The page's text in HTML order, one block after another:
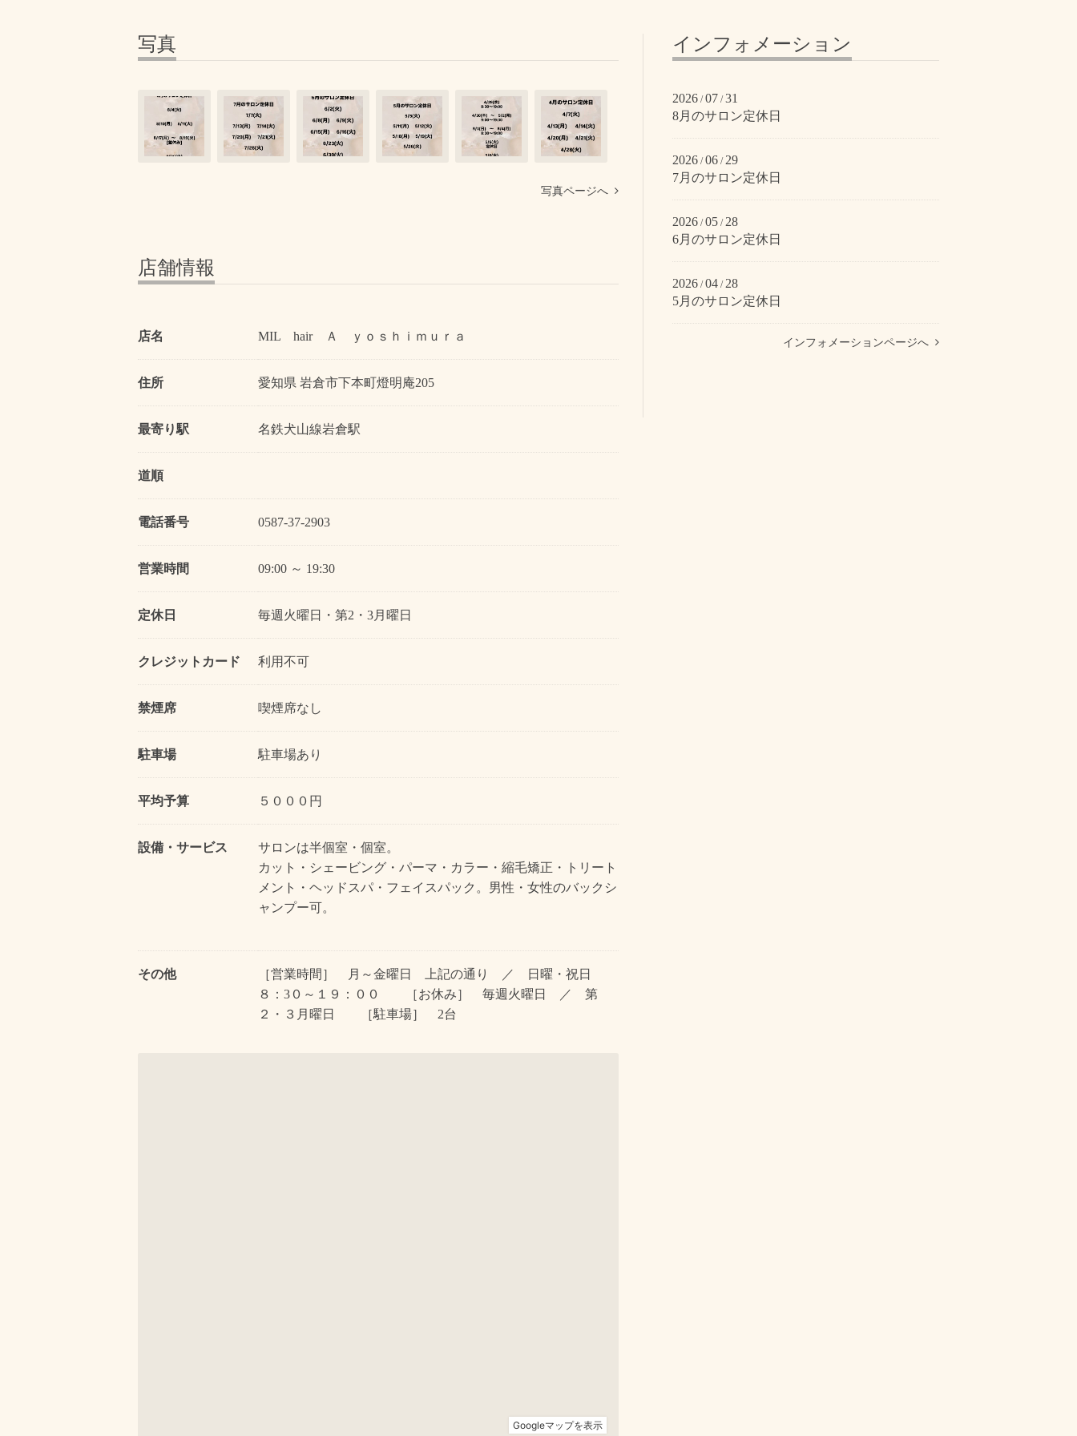
写真
写真ページへ
店舗情報
店名 MIL hair Ａ ｙｏｓｈｉｍｕｒａ
住所 愛知県 岩倉市下本町燈明庵205
最寄り駅 名鉄犬山線岩倉駅
道順
電話番号 0587-37-2903
営業時間 09:00 ～ 19:30
定休日 毎週火曜日・第2・3月曜日
クレジットカード 利用不可
禁煙席 喫煙席なし
駐車場 駐車場あり
平均予算 ５０００円
設備・サービス
サロンは半個室・個室。
カット・シェービング・パーマ・カラー・縮毛矯正・トリート
メント・ヘッドスパ・フェイスパック。男性・女性のバックシ
ャンプー可。
その他
［営業時間］ 月～金曜日 上記の通り ／ 日曜・祝日
８：3０～１９：００ ［お休み］ 毎週火曜日 ／ 第
２・３月曜日 ［駐車場］ 2台
インフォメーション
2026 /07 /31
8月のサロン定休日
2026 /06 / 29
7月のサロン定休日
2026 /05 / 28
6月のサロン定休日
2026 /04 / 28
5月のサロン定休日
インフォメーションページへ